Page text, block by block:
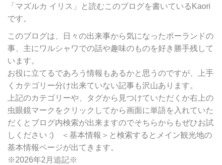
ゴ
ー
別
検
索
「マズルカ イリス」と読むこのブログを書いているKaori
です。
このブログは、日々の出来事から気になったポーランドの
事、主にワルシャワでの話や趣味のものを好き勝手残して
います。
お役に立てるであろう情報もあるかと思うのですが、上手
くカテゴリー分け出来ていない記事も沢山あります。
上記のカテゴリーや、タグから見つけていただくか右上の
虫眼鏡マークをクリックしてから画面に単語を入れていた
だくとブログ内検索が出来ますのでそちらからもぜひお試
しください :) ＜基本情報＞と検索するとメイン観光地の
基本情報ページが出てきます。
※2026年2月追記※